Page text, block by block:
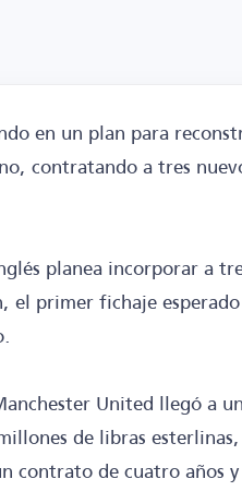
en un plan para
contratando a tres
planea incorporar a
el primer fichaje
United llegó a
de libras
contrato de cuatro años